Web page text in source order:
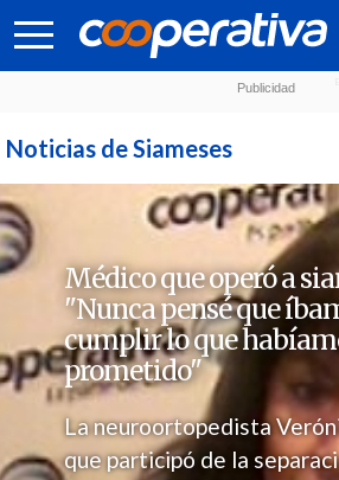
Síguenos:
Noticias de Siameses
Médico que operó a
"Nunca pensé que
cumplir lo que
prometido"
La neuroortopedista
que participó de la